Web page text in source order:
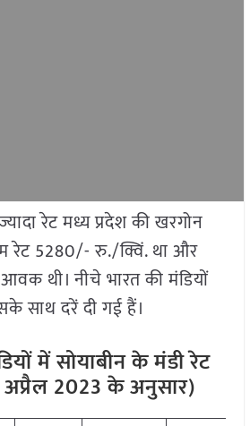
रेट मध्य प्रदेश की खरगोन
रेट 5280/- रु./क्विं. था और
थी। नीचे भारत की मंडियों
साथ दरें दी गई हैं।
में सोयाबीन के मंडी रेट
2023 के अनुसार)